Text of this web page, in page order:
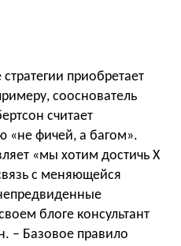
приобретает
сооснователь
считает
«не фичей, а багом».
«мы хотим достичь X
с меняющейся
блоге консультант
– Базовое правило